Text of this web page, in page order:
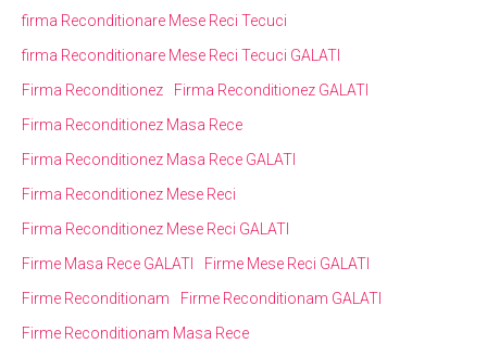
firma Reconditionare Mese Reci Tecuci
firma Reconditionare Mese Reci Tecuci GALATI
Firma Reconditionez
Firma Reconditionez GALATI
Firma Reconditionez Masa Rece
Firma Reconditionez Masa Rece GALATI
Firma Reconditionez Mese Reci
Firma Reconditionez Mese Reci GALATI
Firme Masa Rece GALATI
Firme Mese Reci GALATI
Firme Reconditionam
Firme Reconditionam GALATI
Firme Reconditionam Masa Rece